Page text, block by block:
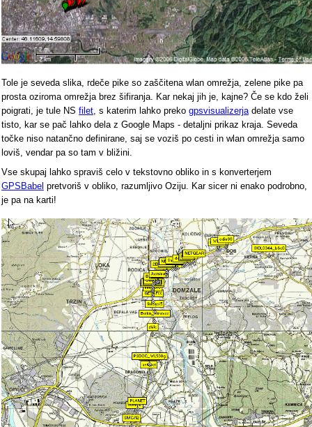
Tole je seveda slika, rdeče pike so zaščitena wlan omrežja, zelene pike pa
prosta oziroma omrežja brez šifiranja. Kar nekaj jih je, kajne? Če se kdo želi
poigrati, je tule NS filet , s katerim lahko preko gpsvisualizerja delate vse
tisto, kar se pač lahko dela z Google Maps - detaljni prikaz kraja. Seveda
točke niso natančno definirane, saj se voziš po cesti in wlan omrežja samo
loviš, vendar pa so tam v bližini.
Vse skupaj lahko spraviš celo v tekstovno obliko in s konverterjem
GPSBabel pretvoriš v obliko, razumljivo Oziju. Kar sicer ni enako podrobno,
je pa na karti!